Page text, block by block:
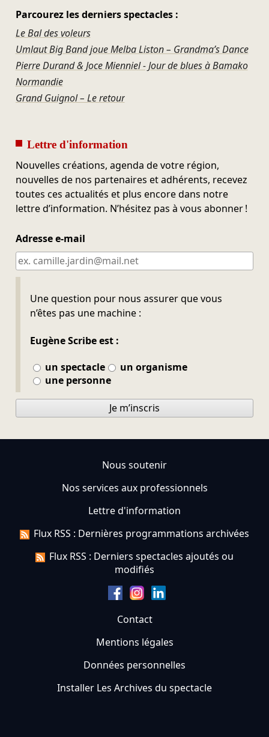
Parcourez les derniers spectacles :
Le Bal des voleurs
Umlaut Big Band joue Melba Liston – Grandma’s Dance
Pierre Durand & Joce Mienniel - Jour de blues à Bamako
Normandie
Grand Guignol – Le retour
Lettre d'information
Nouvelles créations, agenda de votre région,
nouvelles de nos partenaires et adhérents, recevez
toutes ces actualités et plus encore dans notre
lettre d’information. N’hésitez pas à vous abonner !
Adresse e-mail
Une question pour nous assurer que vous
n’êtes pas une machine :
Eugène Scribe est :
un spectacle
un organisme
une personne
Ne pas remplir
Je m’inscris
Nous soutenir
Nos services aux professionnels
Lettre d'information
Flux RSS : Dernières programmations archivées
Flux RSS : Derniers spectacles ajoutés ou
modifiés
Contact
Mentions légales
Données personnelles
Installer Les Archives du spectacle